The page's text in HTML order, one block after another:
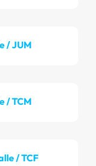
/ JUM
/ TCM
/ TCF